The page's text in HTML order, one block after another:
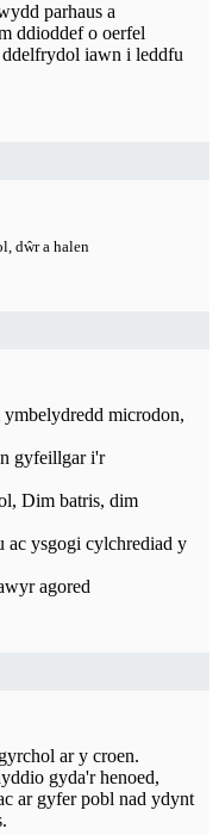
parhaus a
ddioddef o oerfel
iawn i leddfu
dŵr a halen
microdon,
gyfeillgar i'r
Dim batris, dim
ac ysgogi cylchrediad y
agored
ar y croen.
gyda'r henoed,
ar gyfer pobl nad ydynt